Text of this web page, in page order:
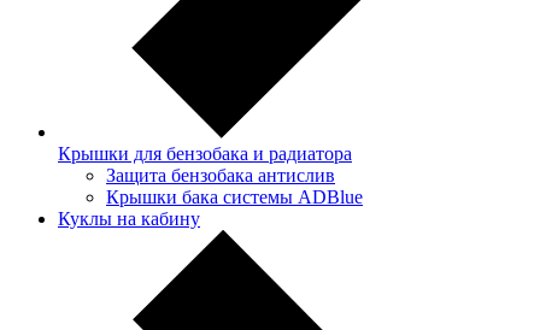
Крышки для бензобака и радиатора
Защита бензобака антислив
Крышки бака системы ADBlue
Куклы на кабину